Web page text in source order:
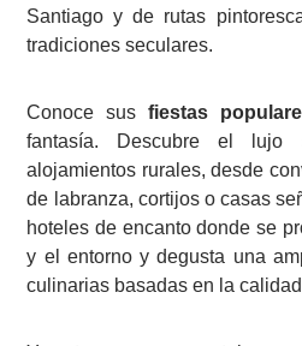
Santiago y de rutas
tradiciones seculares.
Conoce susfiestas
fantasía. Descubre el
alojamientos rurales, desde
de labranza, cortijos o casas
hoteles de encanto donde se
y el entorno y degusta una
culinarias basadas en la